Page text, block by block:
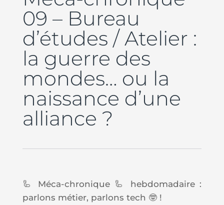
09 – Bureau
d’études / Atelier :
la guerre des
mondes… ou la
naissance d’une
alliance ?
🦾 Méca-chronique 🦾 hebdomadaire :
parlons métier, parlons tech 🤓 !